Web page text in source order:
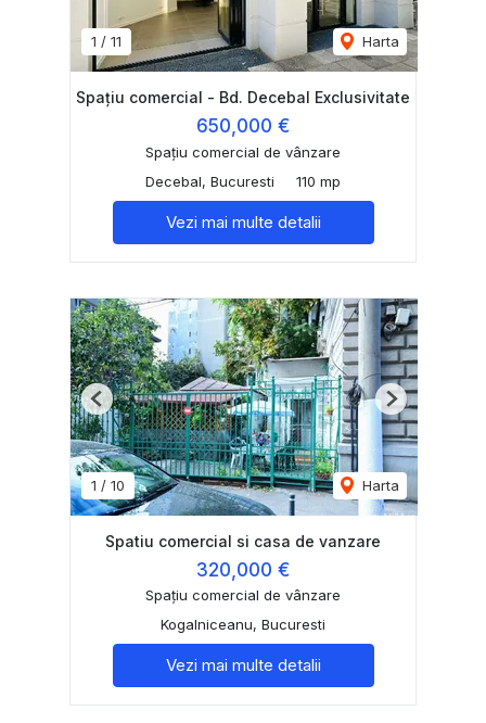
1 / 11 Harta
Spaţiu comercial - Bd. Decebal Exclusivitate
650,000 €
Spațiu comercial de vânzare
Decebal, Bucuresti
110 mp
Vezi mai multe detalii
1 / 10 Harta
Previous Next
Spatiu comercial si casa de vanzare
320,000 €
Spațiu comercial de vânzare
Kogalniceanu, Bucuresti
Vezi mai multe detalii